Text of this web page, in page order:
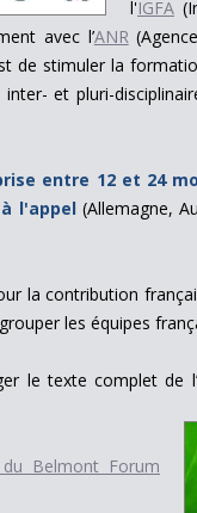
l'IGFA
avec l’ANR
de stimuler la
et pluri-
entre 12 et 24
l'appel(Allemagne,
la contribution
les équipes
le texte complet de
Belmont Forum